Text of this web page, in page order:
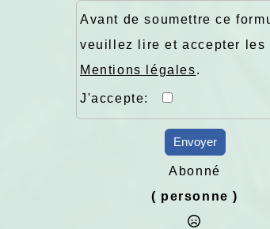
Avant de soumettre ce
veuillez lire et accepter les
Mentions légales.
J'accepte:
Envoyer
Abonné
( personne )